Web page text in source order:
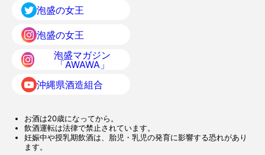
泡盛の女王
泡盛の女王
泡盛マガジン
「AWAWA」
沖縄県酒造組合
お酒は20歳になってから。
飲酒運転は法律で禁止されています。
妊娠中や授乳期飲酒は、胎児・乳児の発育に影響する恐れがあり
ます。